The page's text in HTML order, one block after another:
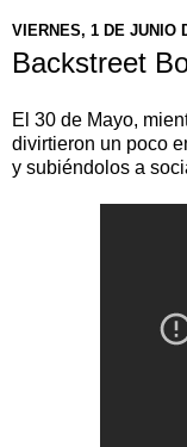
VIERNES, 1 DE JUNIO
Backstreet
El 30 de Mayo,
divirtieron un poco
y subiéndolos a